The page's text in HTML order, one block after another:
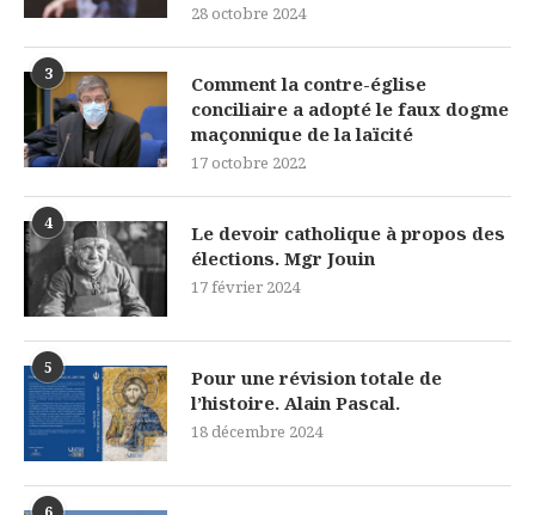
28 octobre 2024
3
Comment la contre-église
conciliaire a adopté le faux dogme
maçonnique de la laïcité
17 octobre 2022
4
Le devoir catholique à propos des
élections. Mgr Jouin
17 février 2024
5
Pour une révision totale de
l’histoire. Alain Pascal.
18 décembre 2024